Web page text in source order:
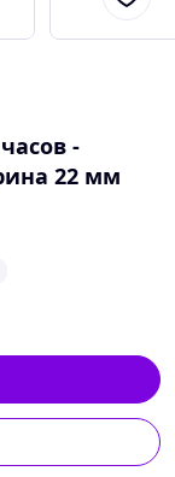
-
22 мм